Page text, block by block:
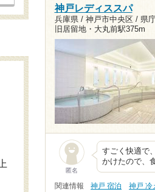
神戸レディススパ
兵庫県 / 神戸市中央区 / 県
旧居留地・大丸前駅375m
匿名
すごく快適で
かけたので、
関連情報 神戸 宿泊 神戸 冷